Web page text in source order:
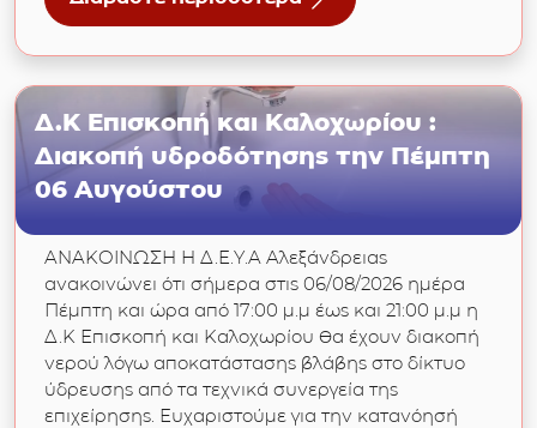
για Δελτίο Τύπου: Δ.Κ. Κυψέλης – Διακοπή
Δ.Κ Επισκοπή και Καλοχωρίου :
Διακοπή υδροδότησης την Πέμπτη
06 Αυγούστου
ΑΝΑΚΟΙΝΩΣΗ Η Δ.Ε.Υ.Α Αλεξάνδρειας
ανακοινώνει ότι σήμερα στις 06/08/2026 ημέρα
Πέμπτη και ώρα από 17:00 μ.μ έως και 21:00 μ.μ η
Δ.Κ Επισκοπή και Καλοχωρίου θα έχουν διακοπή
νερού λόγω αποκατάστασης βλάβης στο δίκτυο
ύδρευσης από τα τεχνικά συνεργεία της
επιχείρησης. Ευχαριστούμε για την κατανόησή